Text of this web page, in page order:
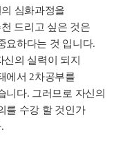
심화과정을
드리고 싶은 것은
요하다는 것 입니다.
의 실력이 되지
에서 2차공부를
니다. 그러므로 자신의
를 수강 할 것인가
.